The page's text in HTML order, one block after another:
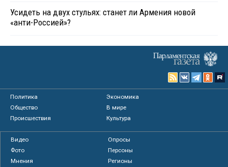
Усидеть на двух стульях: станет ли Армения новой
«анти-Россией»?
Политика
Экономика
Общество
В мире
Происшествия
Культура
Видео
Опросы
Фото
Персоны
Мнения
Регионы